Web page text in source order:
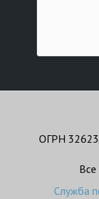
ОГРН
Служба